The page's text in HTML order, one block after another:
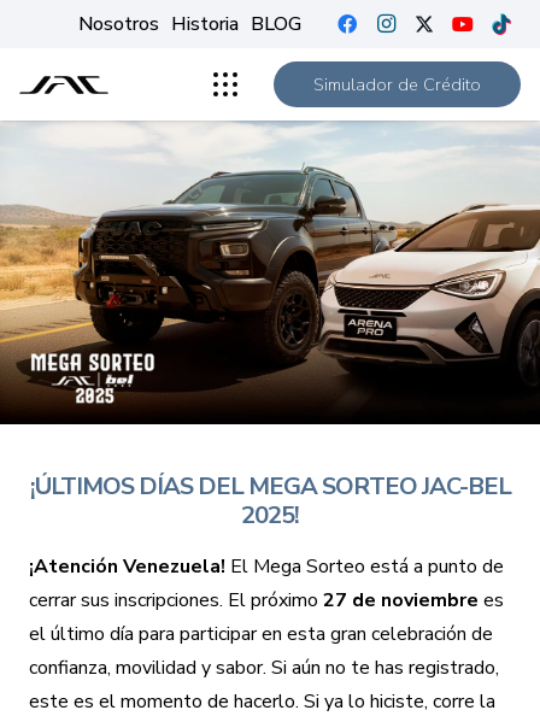
Nosotros Historia BLOG
Simulador de Crédito
¡ÚLTIMOS DÍAS DEL MEGA SORTEO JAC-BEL
2025!
¡Atención Venezuela! El Mega Sorteo está a punto de
cerrar sus inscripciones. El próximo 27 de noviembre es
el último día para participar en esta gran celebración de
confianza, movilidad y sabor. Si aún no te has registrado,
este es el momento de hacerlo. Si ya lo hiciste, corre la